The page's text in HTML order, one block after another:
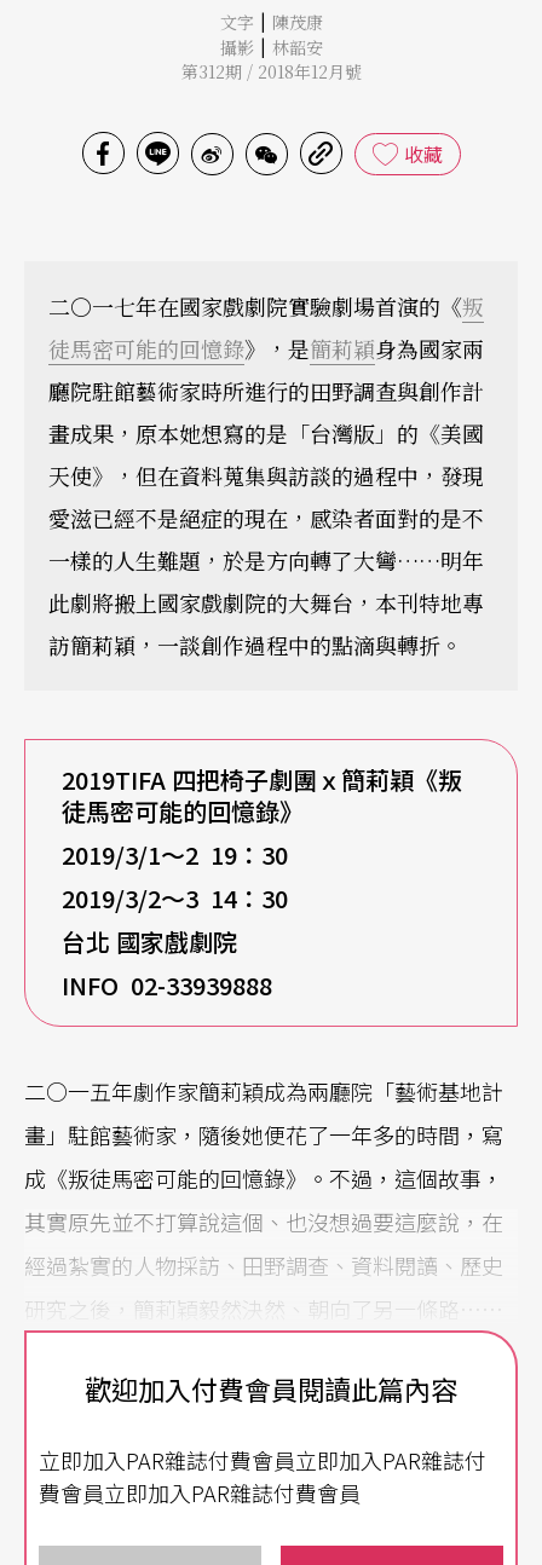
文字 | 陳茂康
攝影 | 林韶安
第312期 / 2018年12月號
收藏
二○一七年在國家戲劇院實驗劇場首演的《叛
徒馬密可能的回憶錄》，是簡莉穎身為國家兩
廳院駐館藝術家時所進行的田野調查與創作計
畫成果，原本她想寫的是「台灣版」的《美國
天使》，但在資料蒐集與訪談的過程中，發現
愛滋已經不是絕症的現在，感染者面對的是不
一樣的人生難題，於是方向轉了大彎……明年
此劇將搬上國家戲劇院的大舞台，本刊特地專
訪簡莉穎，一談創作過程中的點滴與轉折。
2019TIFA 四把椅子劇團ｘ簡莉穎《叛
徒馬密可能的回憶錄》
2019/3/1～2 19 ：30
2019/3/2～3 14 ：30
台北 國家戲劇院
INFO 02-33939888
二○一五年劇作家簡莉穎成為兩廳院「藝術基地計
畫」駐館藝術家，隨後她便花了一年多的時間，寫
成《叛徒馬密可能的回憶錄》。不過，這個故事，
其實原先並不打算說這個、也沒想過要這麼說，在
經過紮實的人物採訪、田野調查、資料閱讀、歷史
研究之後，簡莉穎毅然決然、朝向了另一條路……
：一開始為什麼會想要參與這個計畫？原先的目
：我很喜歡《美國天使》Angels in America
歡迎加入付費會員閱讀此篇內容
立即加入PAR雜誌付費會員立即加入PAR雜誌付
費會員立即加入PAR雜誌付費會員